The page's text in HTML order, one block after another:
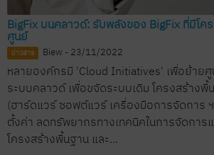
BigFix บนคลาวด์: รับพลังของ BigFix ที่มีโค
ศูนย์
ข่าวสาร Biew - 23/11/2022
หลายองค์กรมี 'Cloud Initiatives' เพื่อย้าย
ระบบคลาวด์ เพื่อขจัดระบบเดิม โครงสร้างพื้
(ฮาร์ดแวร์ ซอฟต์แวร์ เครื่องมือการจัดการ
ตั้งค่า ลดทรัพยากรทางเทคนิคในการจัดการ
โครงสร้างพื้นฐาน และ...